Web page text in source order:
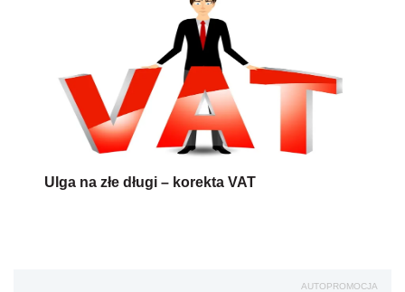
Ulga na złe długi – korekta VAT
AUTOPROMOCJA